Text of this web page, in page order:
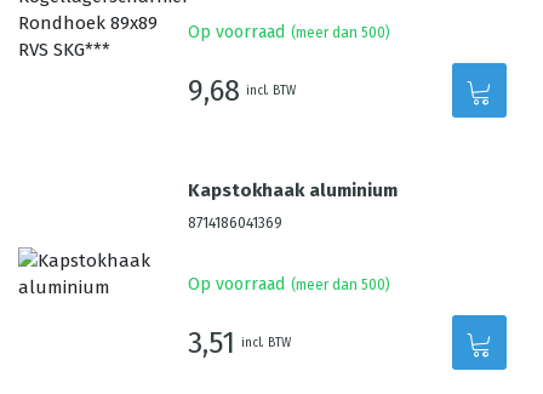
Op voorraad (meer dan 500)
9,68 incl. BTW
Kapstokhaak aluminium
8714186041369
Op voorraad (meer dan 500)
3,51 incl. BTW